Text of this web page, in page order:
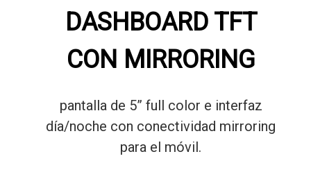
DASHBOARD TFT
CON MIRRORING
pantalla de 5” full color e interfaz
día/noche con conectividad mirroring
para el móvil.